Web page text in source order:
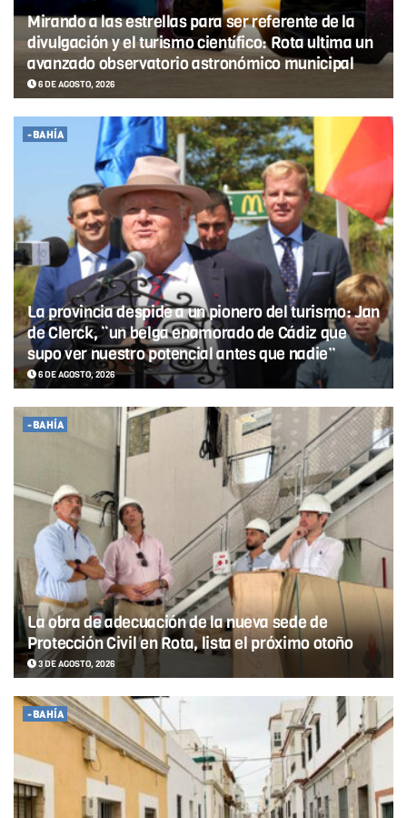
Mirando a las estrellas para ser referente de la
divulgación y el turismo científico: Rota ultima un
avanzado observatorio astronómico municipal
6 DE AGOSTO, 2026
-BAHÍA
La provincia despide a un pionero del turismo: Jan
de Clerck, “un belga enamorado de Cádiz que
supo ver nuestro potencial antes que nadie”
6 DE AGOSTO, 2026
-BAHÍA
La obra de adecuación de la nueva sede de
Protección Civil en Rota, lista el próximo otoño
3 DE AGOSTO, 2026
-BAHÍA